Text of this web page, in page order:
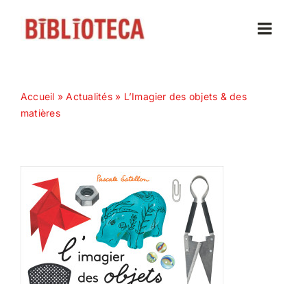
Toggle
Abonnez-vous
Contact
Accueil »Actualités» L’Imagier des objets & des
matières